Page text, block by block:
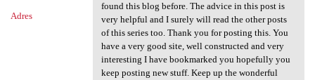
Adres
found this blog before. The advice in this post is
very helpful and I surely will read the other posts
of this series too. Thank you for posting this. You
have a very good site, well constructed and very
interesting I have bookmarked you hopefully you
keep posting new stuff. Keep up the wonderful